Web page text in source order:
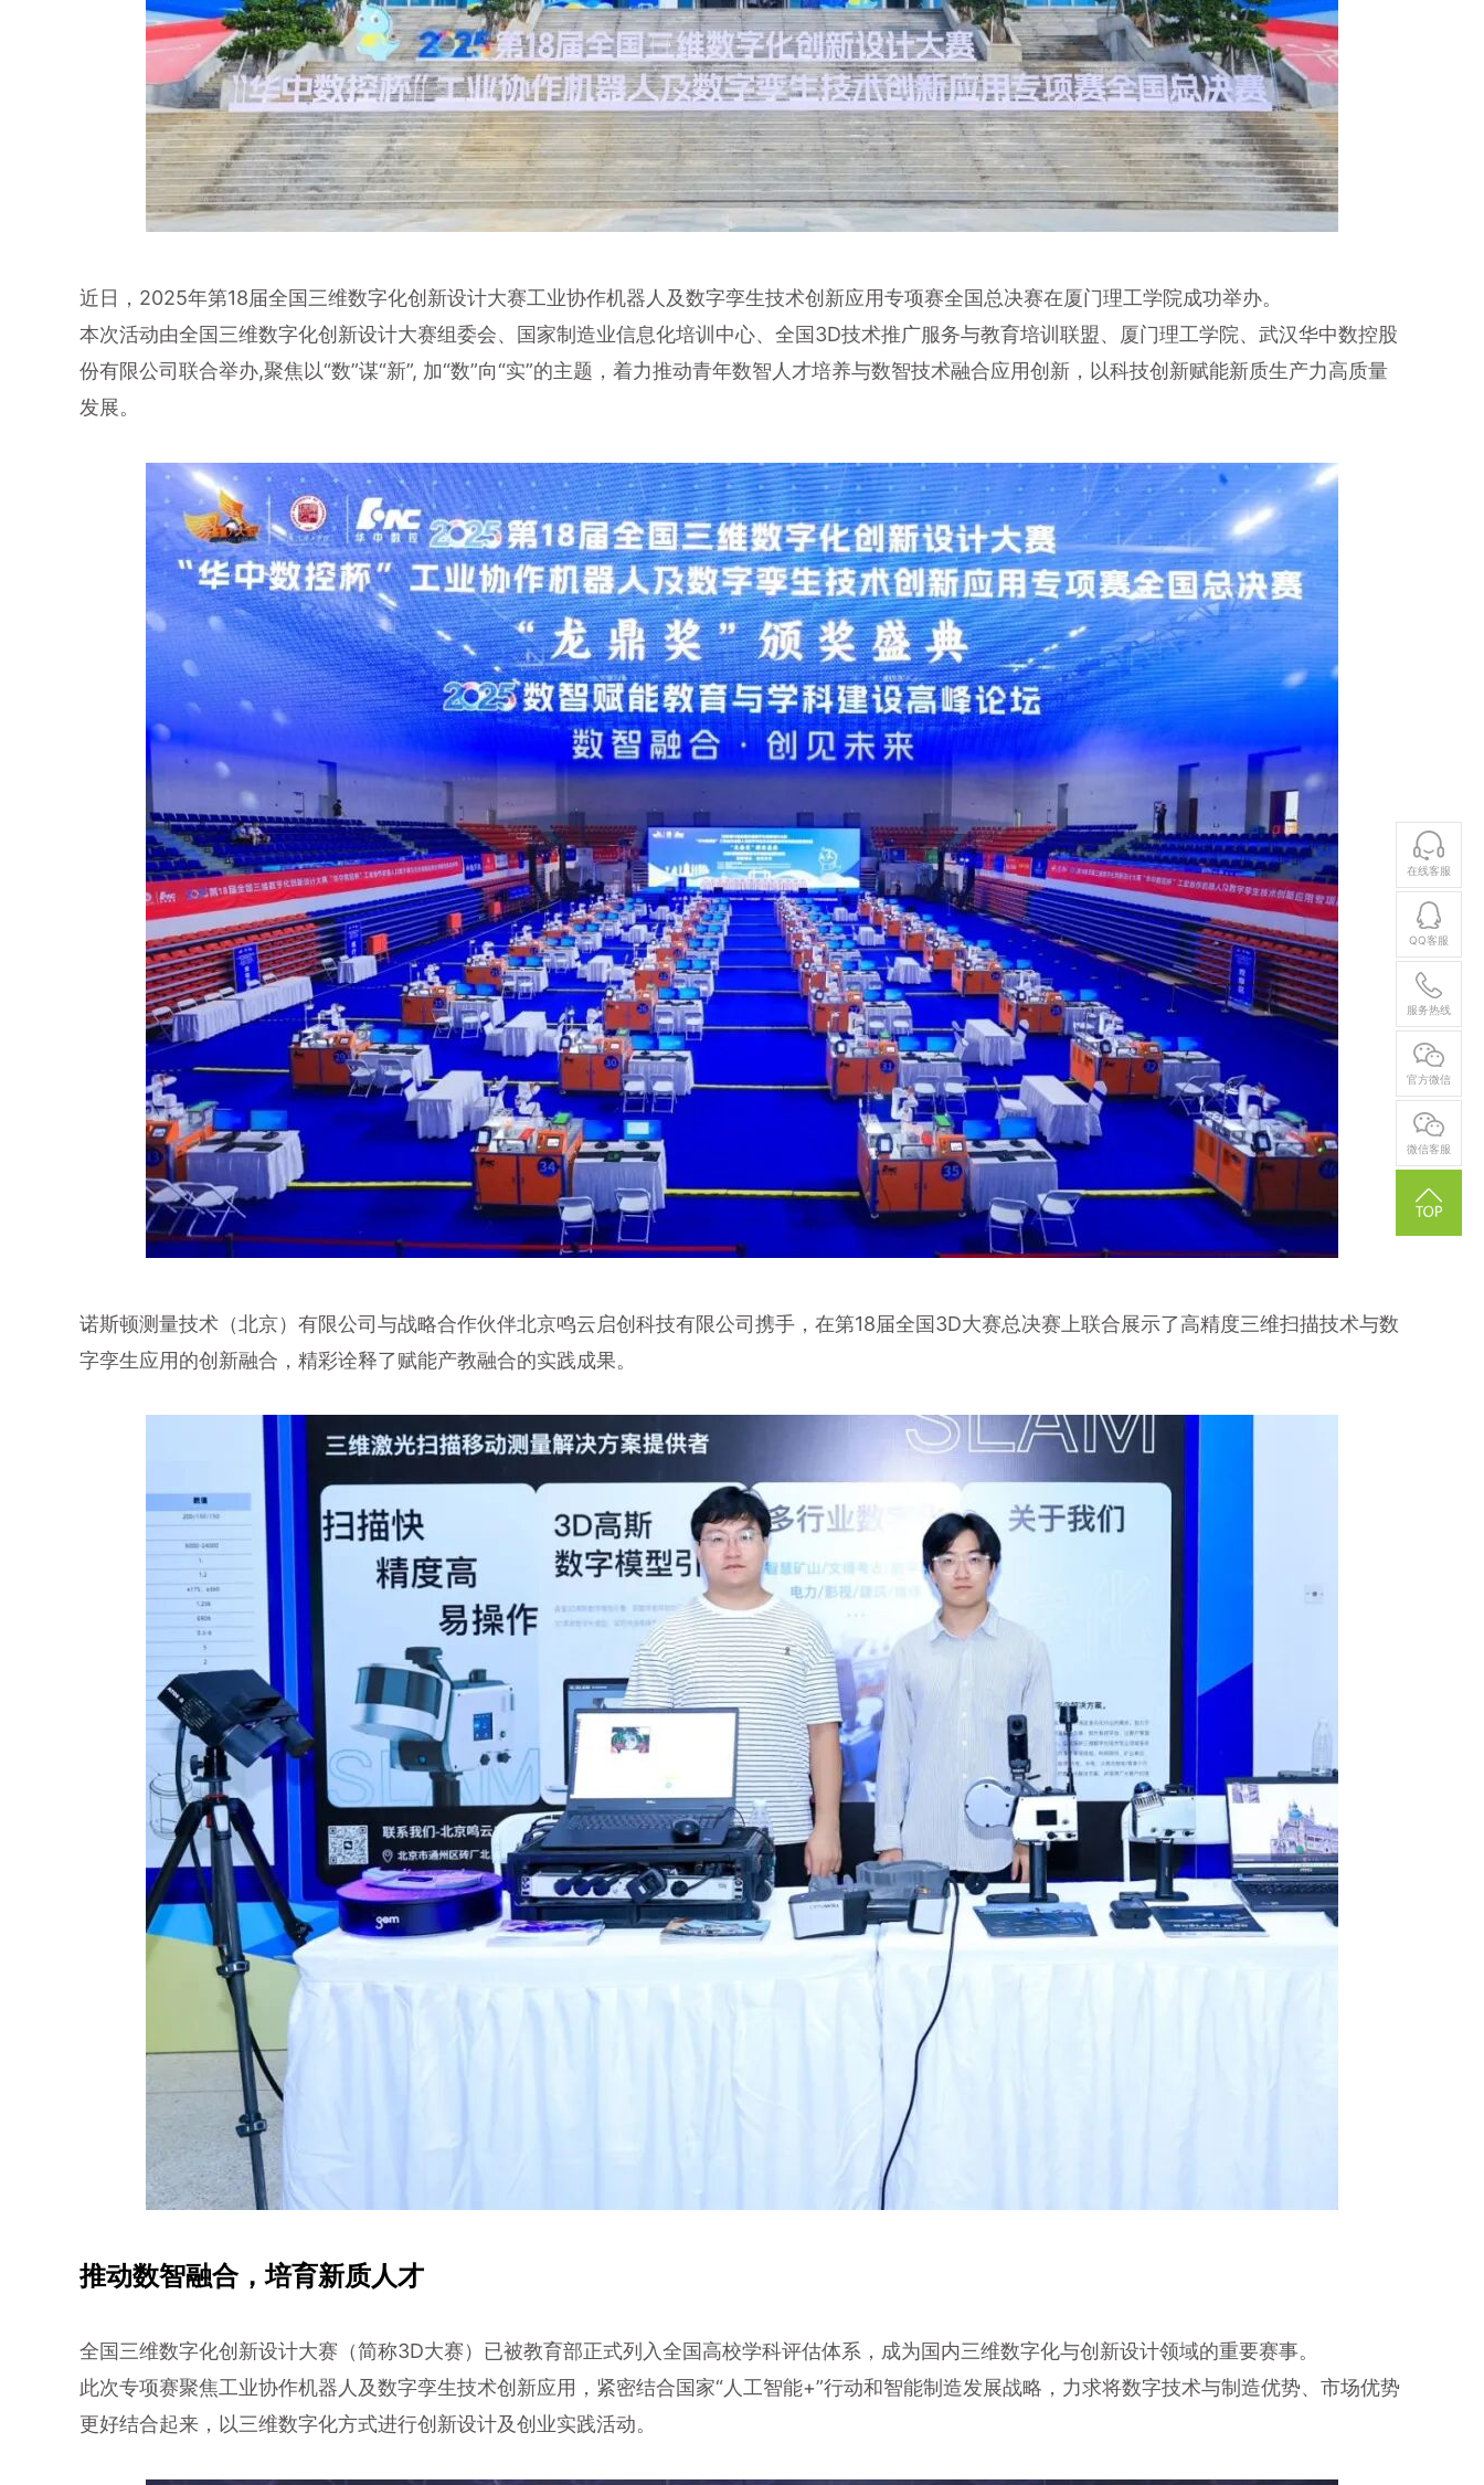
在线客服
QQ客服
服务热线
官方微信
微信客服
近日，2025年第18届全国三维数字化创新设计大赛工业协作机器人及数字孪生技术创新应用专项赛全国总决赛在厦门理工学院成功举办。
本次活动由全国三维数字化创新设计大赛组委会、国家制造业信息化培训中心、全国3D技术推广服务与教育培训联盟、厦门理工学院、武汉华中数控股
份有限公司联合举办,聚焦以“数”谋“新”, 加“数”向“实”的主题，着力推动青年数智人才培养与数智技术融合应用创新，以科技创新赋能新质生产力高质量
发展。
诺斯顿测量技术（北京）有限公司与战略合作伙伴北京鸣云启创科技有限公司携手，在第18届全国3D大赛总决赛上联合展示了高精度三维扫描技术与数
字孪生应用的创新融合，精彩诠释了赋能产教融合的实践成果。
推动数智融合，培育新质人才
全国三维数字化创新设计大赛（简称3D大赛）已被教育部正式列入全国高校学科评估体系，成为国内三维数字化与创新设计领域的重要赛事。
此次专项赛聚焦工业协作机器人及数字孪生技术创新应用，紧密结合国家“人工智能+”行动和智能制造发展战略，力求将数字技术与制造优势、市场优势
更好结合起来，以三维数字化方式进行创新设计及创业实践活动。